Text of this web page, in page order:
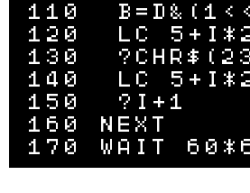
110
120  LC
130
140  LC
150  ?I+1
160 NEXT